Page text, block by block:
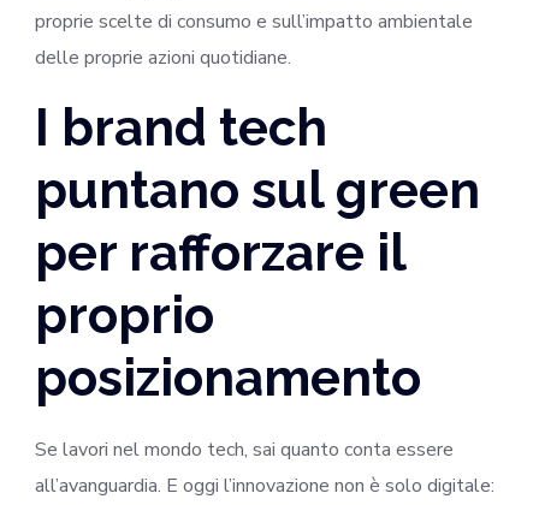
proprie scelte di consumo e sull’impatto ambientale
delle proprie azioni quotidiane.
I brand tech
puntano sul green
per rafforzare il
proprio
posizionamento
Se lavori nel mondo tech, sai quanto conta essere
all’avanguardia. E oggi l’innovazione non è solo digitale: